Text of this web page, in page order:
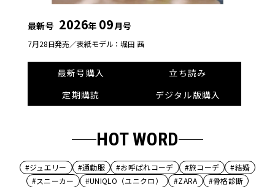
最新号 2026年 09月号
7月28日発売／表紙モデル：堀田 茜
最新号購入
立ち読み
定期購読
デジタル版購入
HOT WORD
#ジュエリー #通勤服 #お呼ばれコーデ #旅コーデ
#結婚
#スニーカー
#UNIQLO（ユニクロ） #ZARA #骨格診断